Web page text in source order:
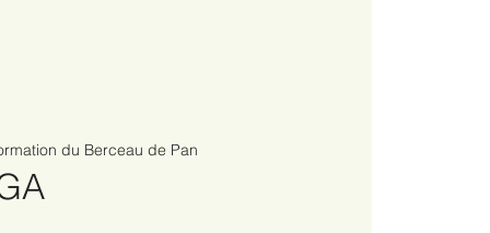
du Berceau de Pan